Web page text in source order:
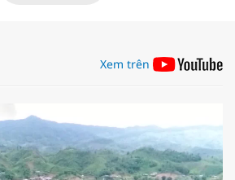
Xem trên